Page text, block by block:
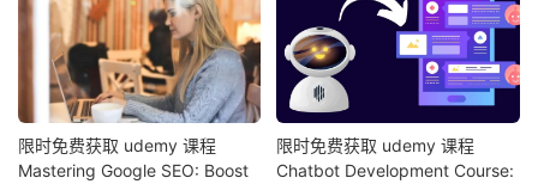
限时免费获取 udemy 课程
Mastering Google SEO: Boost
限时免费获取 udemy 课程
Chatbot Development Course: